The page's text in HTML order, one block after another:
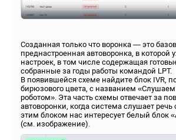
Созданная только что воронка — это
преднастроенная автоворонка, в которой
настроек, в том числе содержащая
собранные за годы работы командой LPT.
В появившейся схеме найдите блок IVR,
бирюзового цвета, с названием
роботом». Эта часть схемы отвечает за
автоворонки, когда система слушает
этим блоком нас интересует белый блок
(см. изображение).